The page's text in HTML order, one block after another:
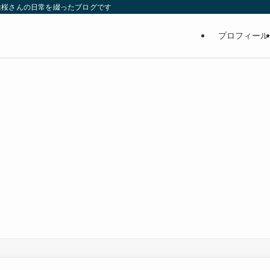
さんの日常を綴ったブログです
プロフィール